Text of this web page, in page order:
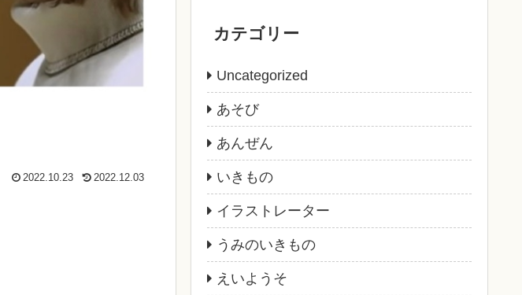
2022.10.23 2022.12.03
カテゴリー
Uncategorized
あそび
あんぜん
いきもの
イラストレーター
うみのいきもの
えいようそ